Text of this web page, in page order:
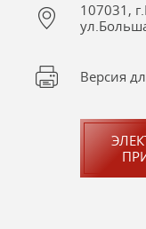
107031,
Версия